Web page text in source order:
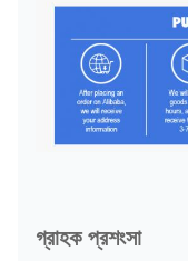
গ্রাহক প্রশংসা